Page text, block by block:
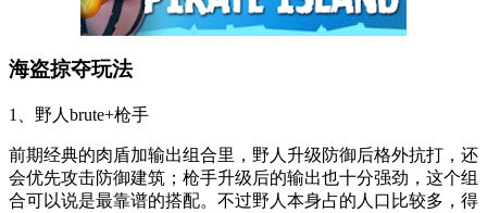
海盗掠夺玩法
1、野人brute+枪手
前期经典的肉盾加输出组合里，野人升级防御后格外抗打，还
会优先攻击防御建筑；枪手升级后的输出也十分强劲，这个组
合可以说是最靠谱的搭配。不过野人本身占的人口比较多，得